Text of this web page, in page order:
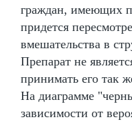
граждан, имеющих
придется
вмешательства в
Препарат не
принимать его так
На диаграмме
зависимости от